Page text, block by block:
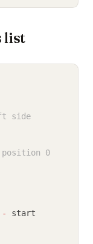
list
side
0
- start